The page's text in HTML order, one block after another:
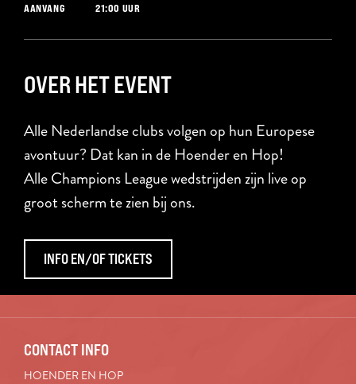
AANVANG
21:00 UUR
OVER HET EVENT
Alle Nederlandse clubs volgen op hun Europese
avontuur? Dat kan in de Hoender en Hop!
Alle Champions League wedstrijden zijn live op
groot scherm te zien bij ons.
INFO EN/OF TICKETS
CONTACT INFO
HOENDER EN HOP